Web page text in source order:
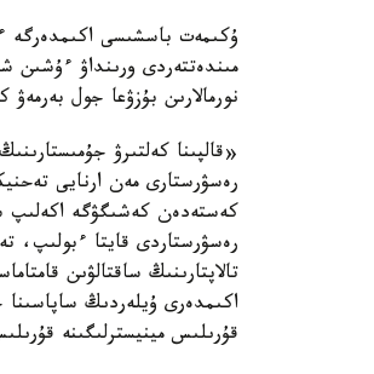
ۇكىمەت باسشىسى اكىمدەرگە
نورمالارىن بۇزۋعا جول
«قالپىنا كەلتىرۋ
رەسۋرستارى مەن ارنايى
كەستەدەن كەشىگۋگە اكەلىپ
رەسۋرستاردى قايتا ءبولىپ،
تالاپتارىنىڭ ساقتالۋىن
اكىمدەرى ۇيلەردىڭ
قۇرىلىس مينيسترلىگىنە